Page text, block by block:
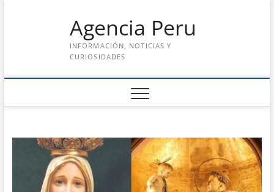
Agencia Peru
INFORMACIÓN, NOTICIAS Y
CURIOSIDADES